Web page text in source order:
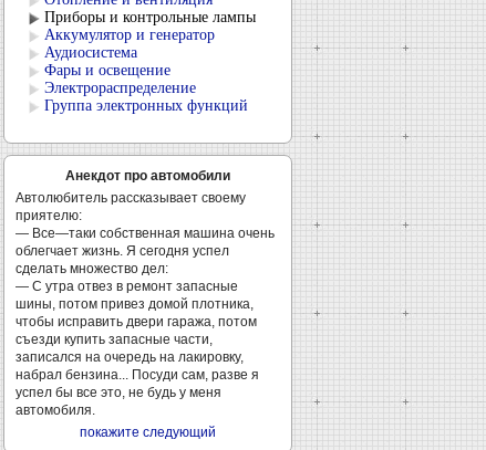
Приборы и контрольные лампы
Аккумулятор и генератор
Аудиосистема
Фары и освещение
Электрораспределение
Группа электронных функций
Анекдот про автомобили
Автолюбитель рассказывает своему
приятелю:
— Все—таки собственная машина очень
облегчает жизнь. Я сегодня успел
сделать множество дел:
— С утра отвез в ремонт запасные
шины, потом привез домой плотника,
чтобы исправить двери гаража, потом
съезди купить запасные части,
записался на очередь на лакировку,
набрал бензина... Посуди сам, разве я
успел бы все это, не будь у меня
автомобиля.
покажите следующий